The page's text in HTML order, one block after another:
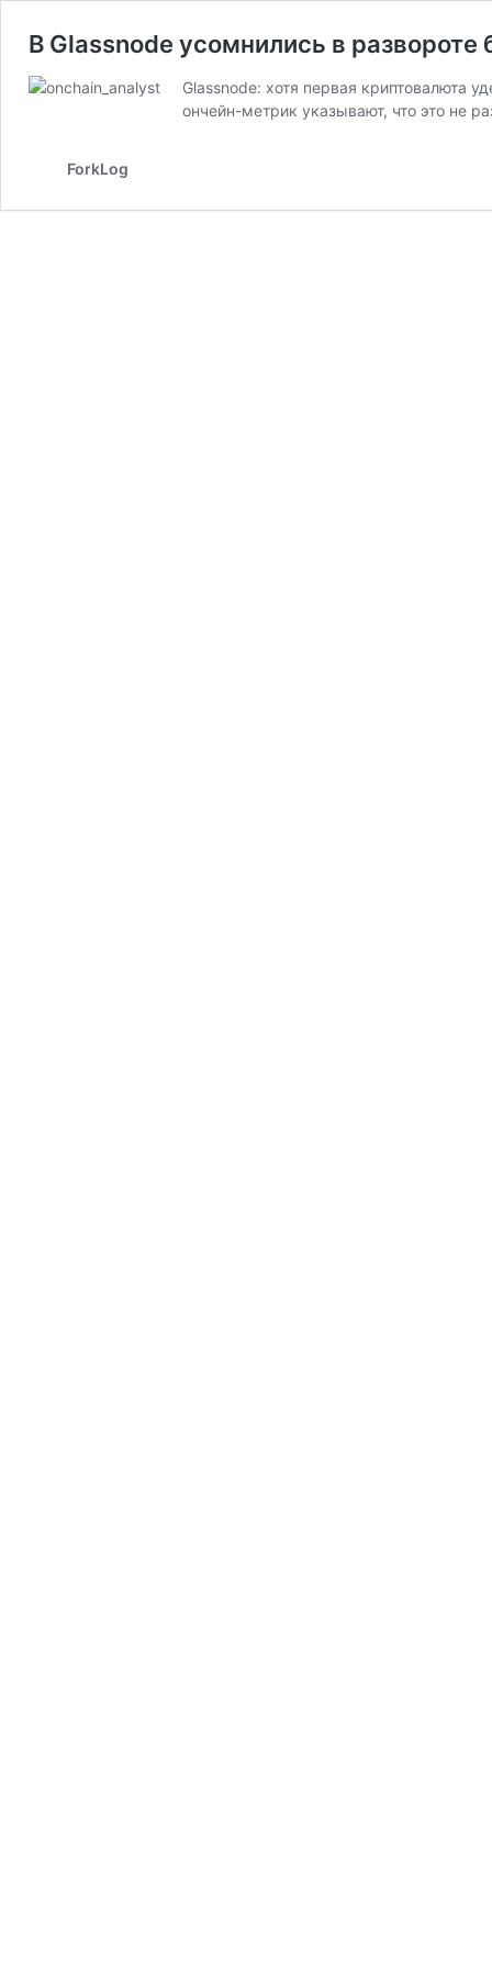
В Glassnode усомнились в
Glassnode: хотя первая криптовалюта
ончейн-метрик указывают, что это не
ForkLog